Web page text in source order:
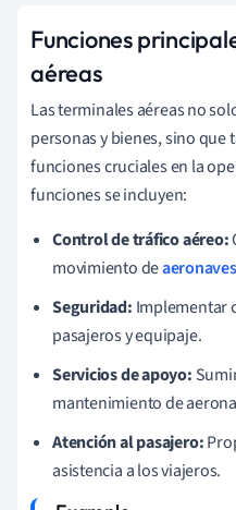
Funciones
aéreas
Las terminales aéreas no
personas y bienes, sino que
funciones cruciales en la
funciones se incluyen:
Control de tráfico aéreo:
movimiento deaeronaves
Seguridad: Implementar
pasajeros y equipaje.
Servicios de apoyo:
mantenimiento de
Atención al pasajero:
asistencia a los viajeros.